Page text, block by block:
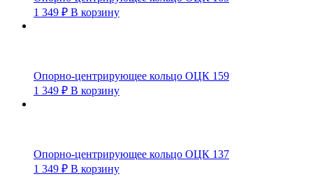
1 349 ₽ В корзину
Опорно-центрирующее кольцо ОЦК 159
1 349 ₽ В корзину
Опорно-центрирующее кольцо ОЦК 137
1 349 ₽ В корзину